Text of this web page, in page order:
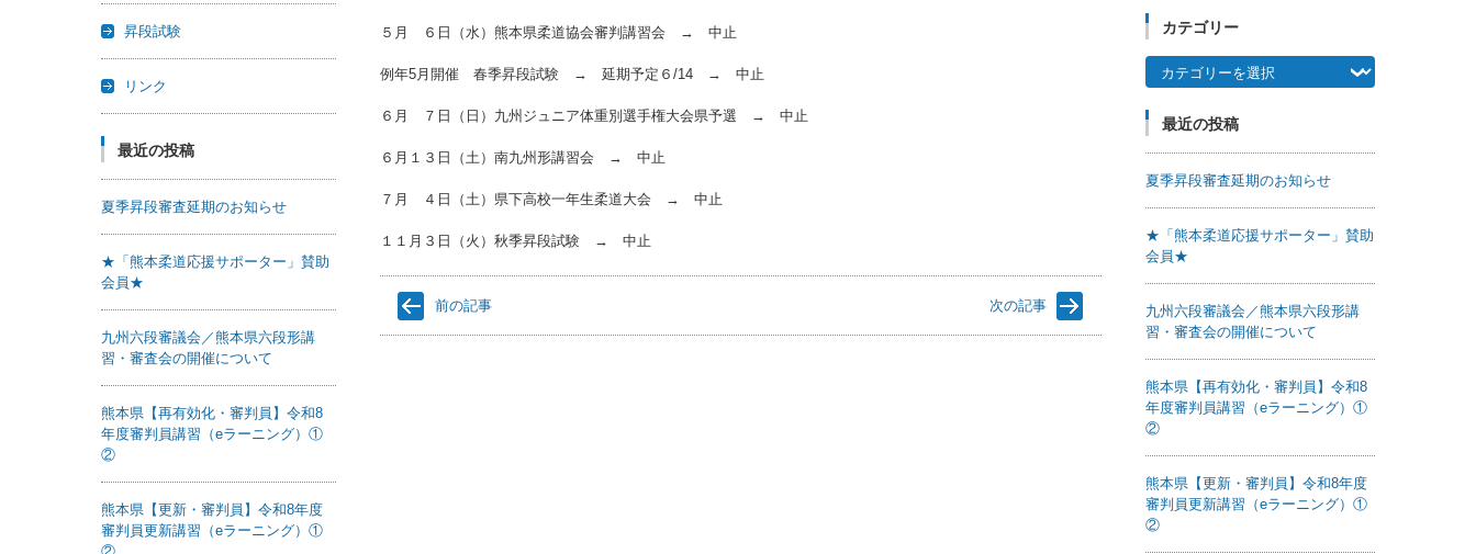
５月 ６日（水）熊本県柔道協会審判講習会 → 中止
例年5月開催 春季昇段試験 → 延期予定６/14 → 中止
６月 ７日（日）九州ジュニア体重別選手権大会県予選 → 中止
６月１３日（土）南九州形講習会 → 中止
７月 ４日（土）県下高校一年生柔道大会 → 中止
１１月３日（火）秋季昇段試験 → 中止
前の記事 次の記事
昇段試験
リンク
最近の投稿
夏季昇段審査延期のお知らせ
★「熊本柔道応援サポーター」賛助
会員★
九州六段審議会／熊本県六段形講
習・審査会の開催について
熊本県【再有効化・審判員】令和8
年度審判員講習（eラーニング）①
②
熊本県【更新・審判員】令和8年度
審判員更新講習（eラーニング）①
カテゴリー
カテゴリー
最近の投稿
夏季昇段審査延期のお知らせ
★「熊本柔道応援サポーター」賛助
会員★
九州六段審議会／熊本県六段形講
習・審査会の開催について
熊本県【再有効化・審判員】令和8
年度審判員講習（eラーニング）①
②
熊本県【更新・審判員】令和8年度
審判員更新講習（eラーニング）①
②